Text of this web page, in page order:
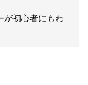
が初心者にもわ